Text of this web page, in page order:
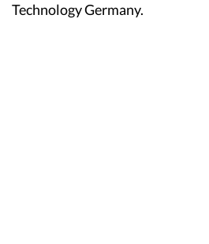
Technology Germany.